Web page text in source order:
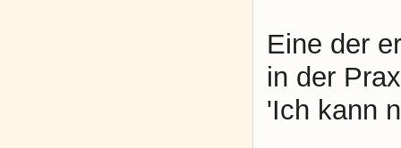
Eine der
in der
'Ich kann